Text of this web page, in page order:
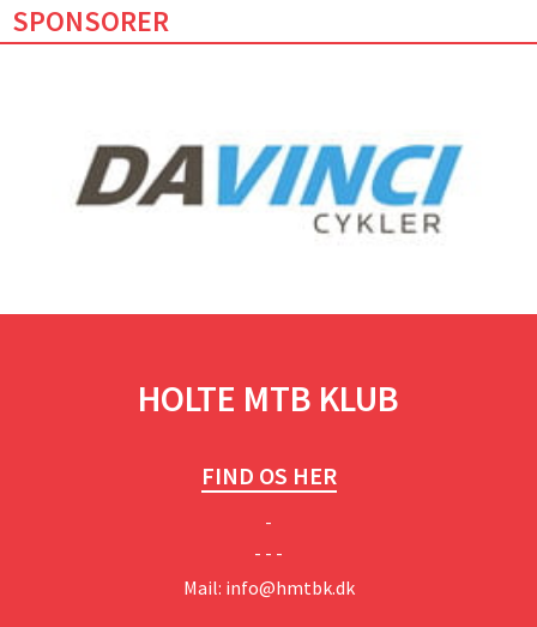
SPONSORER
HOLTE MTB KLUB
FIND OS HER
-
- - -
Mail: info@hmtbk.dk